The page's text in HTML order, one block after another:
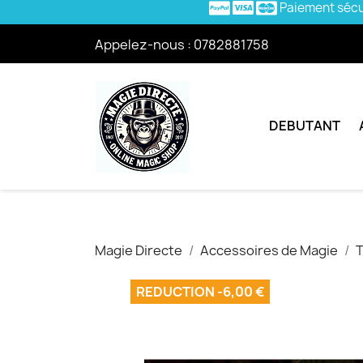
Paiement
Appelez-nous : 0782881758
DEBUTANT
Magie Directe Accessoires de Magie
REDUCTION -6,00 €